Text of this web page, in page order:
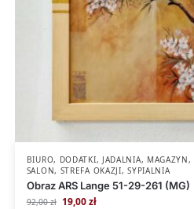
BIURO, DODATKI, JADALNIA, MAGAZYN,
SALON, STREFA OKAZJI,SYPIALNIA
Obraz ARS Lange 51-29-261 (MG)
92,00zł 19,00zł